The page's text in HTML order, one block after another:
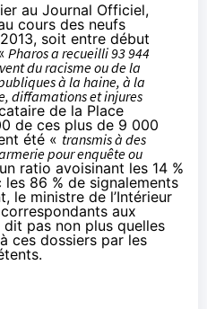
au Journal Officiel,
cours des neufs
soit entre début
Pharosa recueilli 93 944
du racisme ou de la
à la haine, à la
diffamations et injures
de la Place
de ces plus de 9 000
été « transmis à des
pour enquête ou
ratio avoisinant les 14 %
86 % de signalements
le ministre de l’Intérieur
aux
pas non plus quelles
ces dossiers par les